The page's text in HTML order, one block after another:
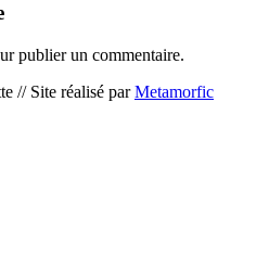
publier un commentaire.
// Site réalisé parMetamorfic